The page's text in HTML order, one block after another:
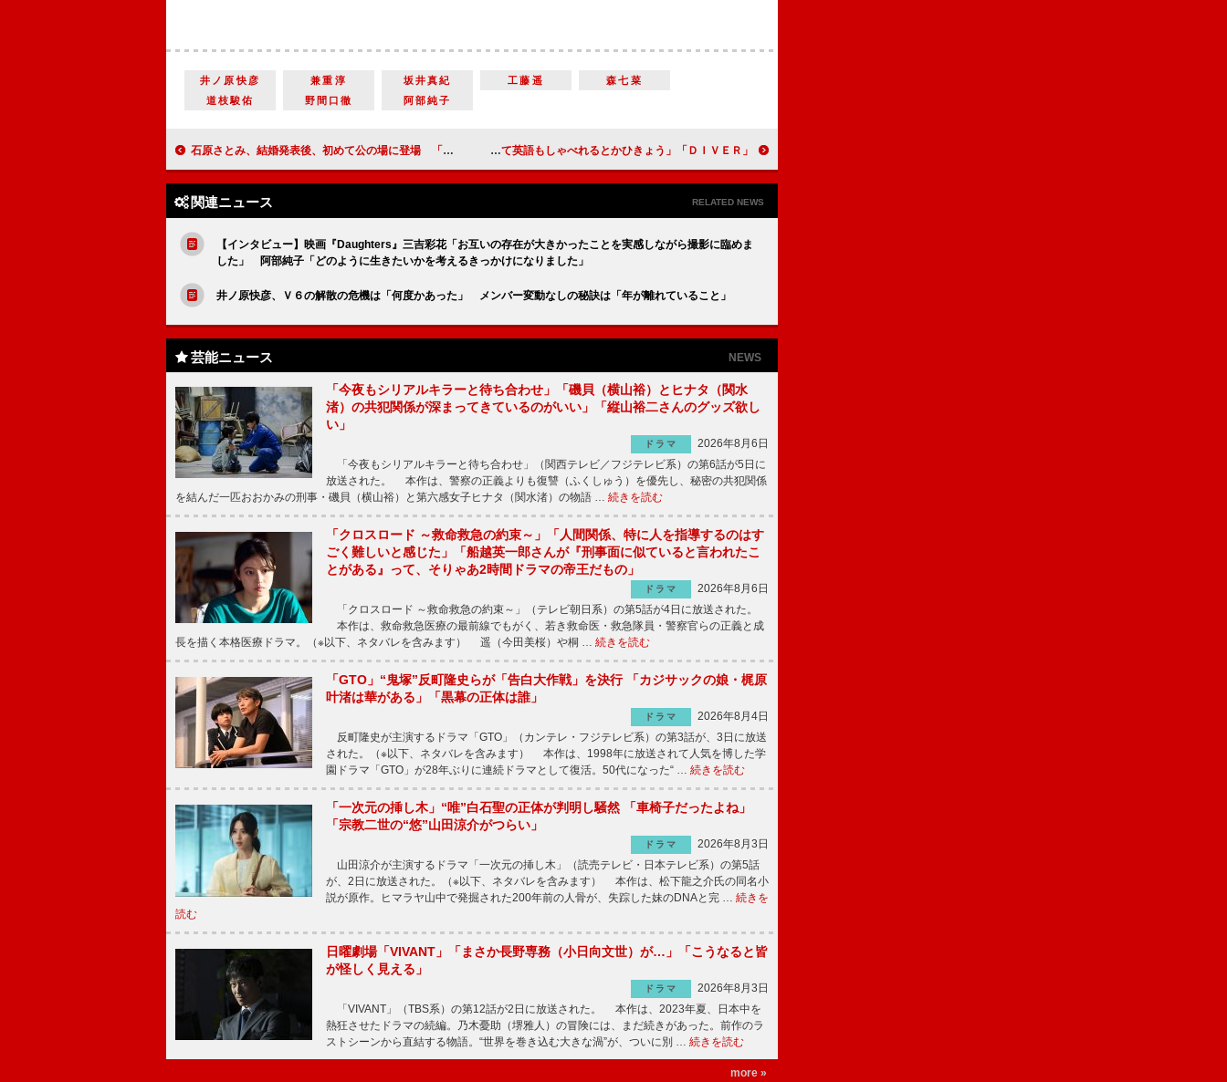
井ノ原快彦 兼重淳 坂井真紀 工藤遥
森七菜
道枝駿佑
野間口徹 阿部純子
石原さとみ、結婚発表後、初めて公の場に登場 「ちょっといつもより緊張しています」 「ＤＩＶＥＲ」福士蒼汰の流ちょうな英語に反響 「カッコよくて英語もしゃべれるとかひきょう」
関連ニュース RELATED NEWS
【インタビュー】映画『Daughters』三吉彩花「お互いの存在が大きかったことを実感しながら撮影に臨めま
した」 阿部純子「どのように生きたいかを考えるきっかけになりました」
井ノ原快彦、Ｖ６の解散の危機は「何度かあった」 メンバー変動なしの秘訣は「年が離れていること」
芸能ニュース NEWS
「今夜もシリアルキラーと待ち合わせ」「磯貝（横山裕）とヒナタ（関水
渚）の共犯関係が深まってきているのがいい」「縦山裕二さんのグッズ欲し
い」
ドラマ
2026年8月6日
「今夜もシリアルキラーと待ち合わせ」（関西テレビ／フジテレビ系）の第6話が5日に
放送された。 本作は、警察の正義よりも復讐（ふくしゅう）を優先し、秘密の共犯関係
を結んだ一匹おおかみの刑事・磯貝（横山裕）と第六感女子ヒナタ（関水渚）の物語 … 続きを読む
「クロスロード ～救命救急の約束～」「人間関係、特に人を指導するのはす
ごく難しいと感じた」「船越英一郎さんが『刑事面に似ていると言われたこ
とがある』って、そりゃあ2時間ドラマの帝王だもの」
ドラマ
2026年8月6日
「クロスロード ～救命救急の約束～」（テレビ朝日系）の第5話が4日に放送された。
本作は、救命救急医療の最前線でもがく、若き救命医・救急隊員・警察官らの正義と成
長を描く本格医療ドラマ。（※以下、ネタバレを含みます） 遥（今田美桜）や桐 … 続きを読む
「GTO」“鬼塚”反町隆史らが「告白大作戦」を決行 「カジサックの娘・梶原
叶渚は華がある」「黒幕の正体は誰」
ドラマ
2026年8月4日
反町隆史が主演するドラマ「GTO」（カンテレ・フジテレビ系）の第3話が、3日に放送
された。（※以下、ネタバレを含みます） 本作は、1998年に放送されて人気を博した学
園ドラマ「GTO」が28年ぶりに連続ドラマとして復活。50代になった“ … 続きを読む
「一次元の挿し木」“唯”白石聖の正体が判明し騒然 「車椅子だったよね」
「宗教二世の“悠”山田涼介がつらい」
ドラマ
2026年8月3日
山田涼介が主演するドラマ「一次元の挿し木」（読売テレビ・日本テレビ系）の第5話
が、2日に放送された。（※以下、ネタバレを含みます） 本作は、松下龍之介氏の同名小
説が原作。ヒマラヤ山中で発掘された200年前の人骨が、失踪した妹のDNAと完 … 続きを
読む
日曜劇場「VIVANT」「まさか長野専務（小日向文世）が…」「こうなると皆
が怪しく見える」
ドラマ
2026年8月3日
「VIVANT」（TBS系）の第12話が2日に放送された。 本作は、2023年夏、日本中を
熱狂させたドラマの続編。乃木憂助（堺雅人）の冒険には、まだ続きがあった。前作のラ
ストシーンから直結する物語。“世界を巻き込む大きな渦”が、ついに別 … 続きを読む
more »